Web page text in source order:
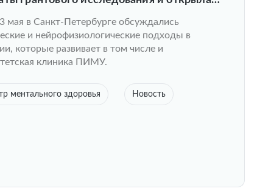
XVIII Конгрессе психиатров
мая в Санкт-Петербурге обсуждались
и нейрофизиологические подходы в
которые развивает в том числе и
клиника ПИМУ.
ментального здоровья Новость